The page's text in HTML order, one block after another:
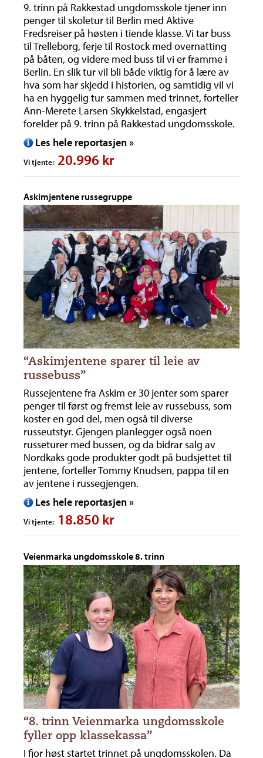
9. trinn på Rakkestad ungdomsskole tjener inn
penger til skoletur til Berlin med Aktive
Fredsreiser på høsten i tiende klasse. Vi tar buss
til Trelleborg, ferje til Rostock med overnatting
på båten, og videre med buss til vi er framme i
Berlin. En slik tur vil bli både viktig for å lære av
hva som har skjedd i historien, og samtidig vil vi
ha en hyggelig tur sammen med trinnet, forteller
Ann-Merete Larsen Skykkelstad, engasjert
forelder på 9. trinn på Rakkestad ungdomsskole.
Les hele reportasjen »
Vi tjente: 20.996 kr
Askimjentene russegruppe
“Askimjentene sparer til leie av
russebuss”
Russejentene fra Askim er 30 jenter som sparer
penger til først og fremst leie av russebuss, som
koster en god del, men også til diverse
russeutstyr. Gjengen planlegger også noen
russeturer med bussen, og da bidrar salg av
Nordkaks gode produkter godt på budsjettet til
jentene, forteller Tommy Knudsen, pappa til en
av jentene i russegjengen.
Les hele reportasjen »
Vi tjente: 18.850 kr
Veienmarka ungdomsskole 8. trinn
“8. trinn Veienmarka ungdomsskole
fyller opp klassekassa”
I fjor høst startet trinnet på ungdomsskolen. Da